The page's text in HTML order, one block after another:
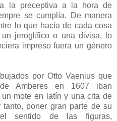
la preceptiva a la hora de
se cumplía. De manera
lo que hacía de cada cosa
jeroglífico o una divisa, lo
impreso fuera un género
por Otto Vaenius que
Amberes en 1607 iban
mote en latín y una cita de
poner gran parte de su
sentido de las figuras,